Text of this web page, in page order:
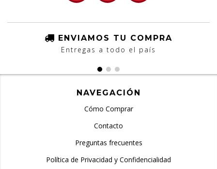
ENVIAMOS TU COMPRA
Entregas a todo el país
NAVEGACIÓN
Cómo Comprar
Contacto
Preguntas frecuentes
Política de Privacidad y Confidencialidad